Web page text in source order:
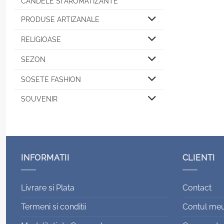
PRODUSE ARTIZANALE
RELIGIOASE
SEZON
SOSETE FASHION
SOUVENIR
INFORMATII
Livrare si Plata
Termeni si conditii
CLIENTI
Contact
Contul